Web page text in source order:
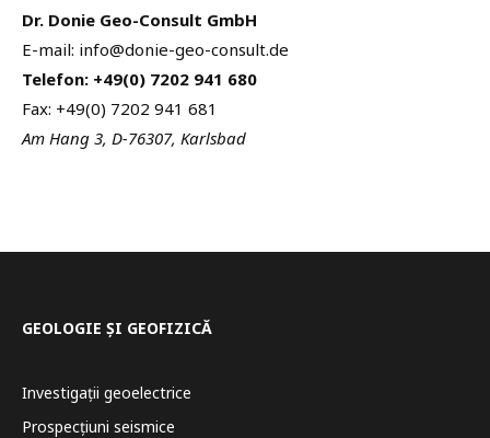
Dr. Donie Geo-Consult GmbH
E-mail: info@donie-geo-consult.de
Telefon: +49(0) 7202 941 680
Fax: +49(0) 7202 941 681
Am Hang 3, D-76307, Karlsbad
GEOLOGIE ȘI GEOFIZICĂ
Investigații geoelectrice
Prospecțiuni seismice